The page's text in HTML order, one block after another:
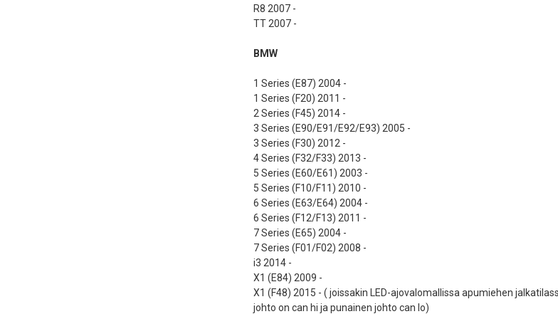
R8 2007 -
TT 2007 -
BMW
1 Series (E87) 2004 -
1 Series (F20) 2011 -
2 Series (F45) 2014 -
3 Series (E90/E91/E92/E93) 2005 -
3 Series (F30) 2012 -
4 Series (F32/F33) 2013 -
5 Series (E60/E61) 2003 -
5 Series (F10/F11) 2010 -
6 Series (E63/E64) 2004 -
6 Series (F12/F13) 2011 -
7 Series (E65) 2004 -
7 Series (F01/F02) 2008 -
i3 2014 -
X1 (E84) 2009 -
X1 (F48) 2015 - ( joissakin LED-ajovalomallissa apumiehen
johto on can hi ja punainen johto can lo)